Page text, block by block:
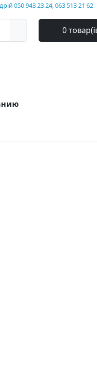
050 943 23 24, 063 513 21 62
0